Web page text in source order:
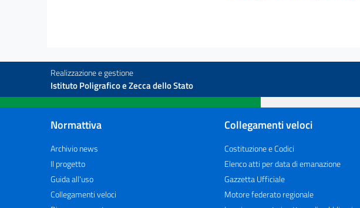
Realizzazione e gestione
Istituto Poligrafico e Zecca dello Stato
Normattiva
Archivio news
Il progetto
Guida all'uso
Collegamenti veloci
Collegamenti veloci
Costituzione e Codici
Elenco atti per data di emanazione
Gazzetta Ufficiale
Motore federato regionale